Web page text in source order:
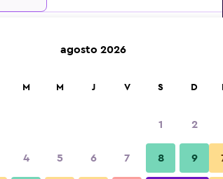
agosto 2026
M M J V S D
1 2
4 5 6 7 8 9